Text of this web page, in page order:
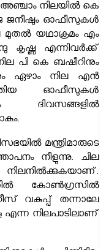
നിലയിൽ കെ
ജനീഷും ഓഫീസുകൾ
മുതൽ യഥാക്രമം എം
കൃഷ്ണ എന്നിവർക്ക്
പി കെ ബഷീറിനും
ഏഴാം നില എൻ
ഓഫീസുകൾ
ദിവസങ്ങളിൽ
മന്ത്രിമാരുടെ
നീളുന്നു. ചില
കോൺഗ്രസിൽ
വകുപ്പ് തന്നാലേ
എന്ന നിലപാടിലാണ്